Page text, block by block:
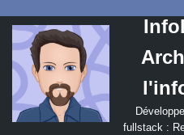
Aller
au
contenu
fullstack :